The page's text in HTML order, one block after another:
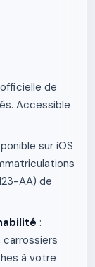
de
Accessible
sur iOS
AA) de
:
carrossiers
à votre